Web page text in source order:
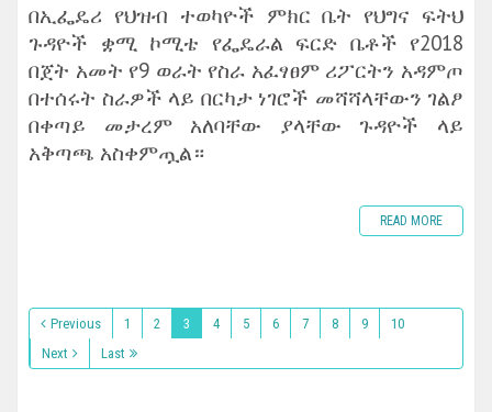
በኢፌዴሪ የህዝብ ተወካዮች ምክር ቤት የህግና ፍትህ
ጉዳዮች ቋሚ ኮሚቴ የፌዴራል ፍርድ ቤቶች የ2018
በጀት አመት የ9 ወራት የስራ አፈፃፀም ሪፖርትን አዳምጦ
በተሰሩት ስራዎች ላይ በርካታ ነገሮች መሻሻላቸውን ገልፆ
በቀጣይ መታረም አለባቸው ያላቸው ጉዳዮች ላይ
አቅጣጫ አስቀምጧል።
READ MORE
Previous 1 2 3 4 5 6 7 8 9
10
Next
Last